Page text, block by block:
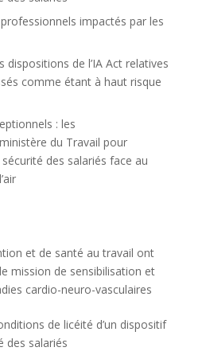
professionnels impactés par les
dispositions de l’IA Act relatives
comme étant à haut risque
: les
du Travail pour
des salariés face au
et de santé au travail ont
mission de sensibilisation et
cardio-neuro-vasculaires
de licéité d’un dispositif
des salariés